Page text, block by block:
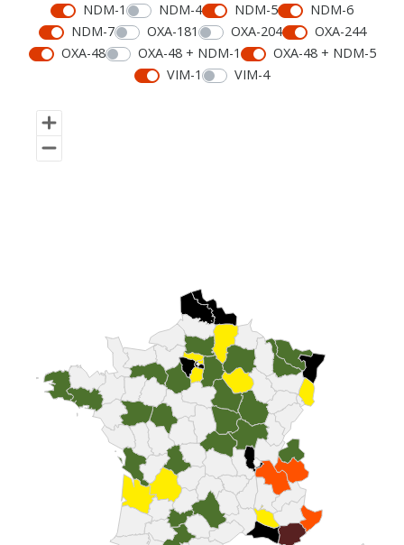
NDM-1
NDM-4 NDM-5
NDM-6
NDM-7
OXA-181 OXA-204
OXA-244
OXA-48
OXA-48 + NDM-1
OXA-48 + NDM-5
VIM-1
VIM-4